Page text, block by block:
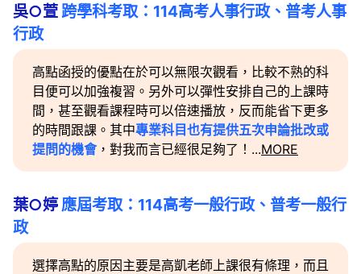
吳○萱跨學科考取：114高考人事行政、普考人事
行政
高點函授的優點在於可以無限次觀看，比較不熟的科
目便可以加強複習。另外可以彈性安排自己的上課時
間，甚至觀看課程時可以倍速播放，反而能省下更多
的時間跟課。其中專業科目也有提供五次申論批改或
提問的機會，對我而言已經很足夠了！...MORE
葉○婷應屆考取：114高考一般行政、普考一般行
政
選擇高點的原因主要是高凱老師上課很有條理，而且